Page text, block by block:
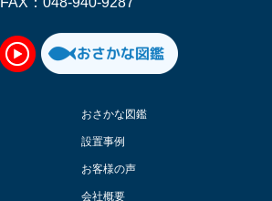
おさかな図鑑
設置事例
お客様の声
会社概要